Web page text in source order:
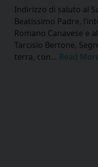
Indirizzo di saluto al
Beatissimo Padre,
Romano Canavese e
Tarcisio Bertone,
terra, con… Read